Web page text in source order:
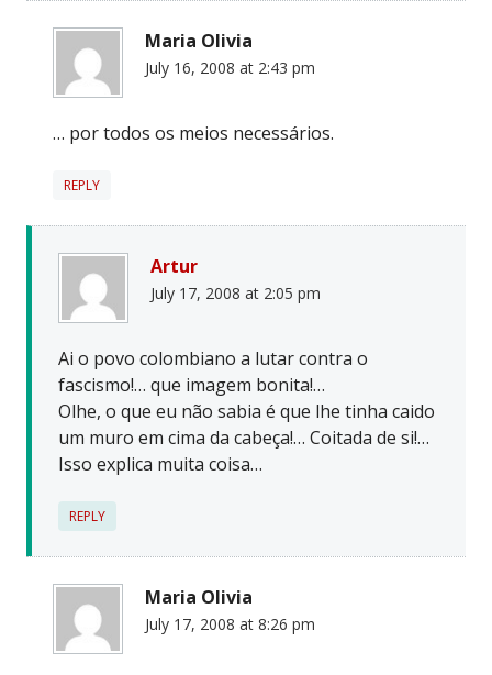
Maria Olivia
July 16, 2008 at 2:43 pm
… por todos os meios necessários.
REPLY
Artur
July 17, 2008 at 2:05 pm
Ai o povo colombiano a lutar contra o
fascismo!… que imagem bonita!…
Olhe, o que eu não sabia é que lhe tinha caido
um muro em cima da cabeça!… Coitada de si!…
Isso explica muita coisa…
REPLY
Maria Olivia
July 17, 2008 at 8:26 pm